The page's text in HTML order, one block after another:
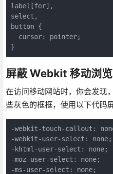
label[for],
select,
button {
  cursor: pointer;
}
屏蔽 Webkit 移动浏
在访问移动网站时，你会发现
些灰色的框框，使用以下代码
-webkit-touch-callout:
-webkit-user-select: none;
-khtml-user-select: none;
-moz-user-select: none;
-ms-user-select: none;